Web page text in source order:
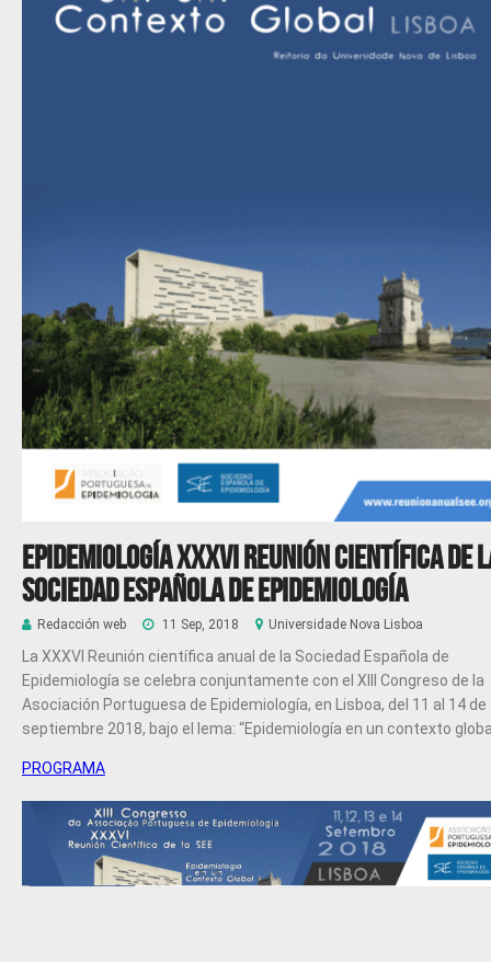
Epidemiología XXXVI Reunión científica de
Sociedad Española de Epidemiología
Redacción web 11 Sep, 2018 Universidade Nova Lisboa
La XXXVI Reunión científica anual de la Sociedad Española de
Epidemiología se celebra conjuntamente con el XIII Congreso de la
Asociación Portuguesa de Epidemiología, en Lisboa, del 11 al 14 de
septiembre 2018, bajo el lema: “Epidemiología en un contexto
PROGRAMA